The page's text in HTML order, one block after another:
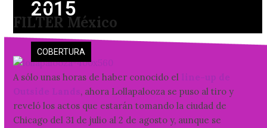
content
FILTER México
Open
mobile
menu
Close
mobile
menu
COBERTURA
2015
A sólo unas horas de haber conocido el line-up de
Outside Lands, ahora Lollapalooza se puso al tiro y
reveló los actos que estarán tomando la ciudad de
Chicago del 31 de julio al 2 de agosto y, aunque se